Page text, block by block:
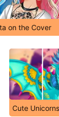
on the Cover
Cute